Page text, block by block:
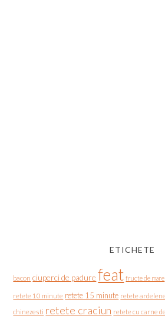
ETICHETE
bacon ciuperci de padure feat fructe de mare
retete 10 minute retete 15 minute retete
chinezesti retete craciun retete cu carne